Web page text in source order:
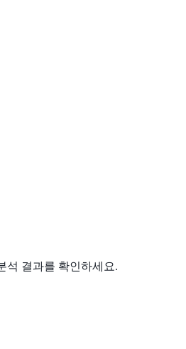
석 결과를 확인하세요.